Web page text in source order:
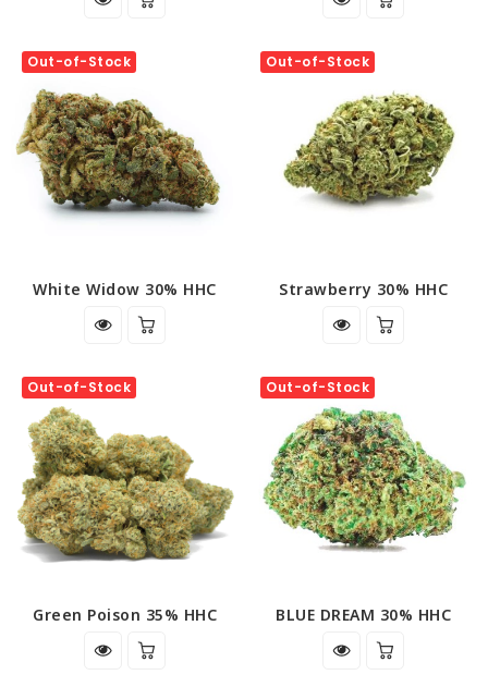
Out-of-Stock
White Widow 30% HHC
Out-of-Stock
Strawberry 30% HHC
Out-of-Stock
Green Poison 35% HHC
Out-of-Stock
BLUE DREAM 30% HHC